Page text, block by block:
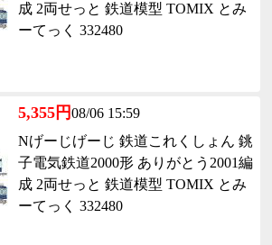
成 2両せっと 鉄道模型 TOMIX とみ
ーてっく 332480
5,355円08/06 15:59
Nげーじげーじ 鉄道これくしょん 銚
子電気鉄道2000形 ありがとう2001編
成 2両せっと 鉄道模型 TOMIX とみ
ーてっく 332480